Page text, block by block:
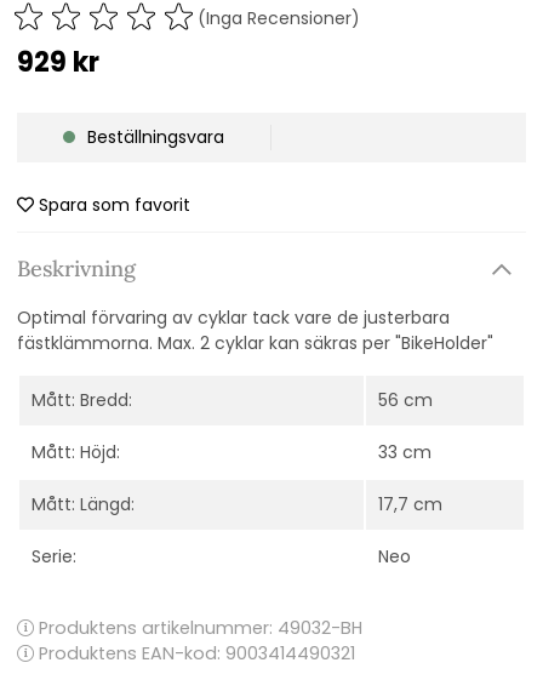
(Inga Recensioner)
929 kr
Beställningsvara
Spara som favorit
Beskrivning
Optimal förvaring av cyklar tack vare de justerbara
fästklämmorna. Max. 2 cyklar kan säkras per "BikeHolder"
Mått: Bredd: 56 cm
Mått: Höjd: 33 cm
Mått: Längd: 17,7 cm
Serie: Neo
Produktens artikelnummer: 49032-BH
Produktens EAN-kod: 9003414490321